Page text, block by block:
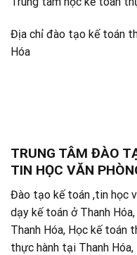
Địa chỉ đào tạo kế toán
Hóa
TRUNG TÂM ĐÀO
TIN HỌC VĂN
Đào tạo kế toán ,tin học
dạy kế toán ở Thanh
Thanh Hóa, Học kế toán
thực hành tại Thanh